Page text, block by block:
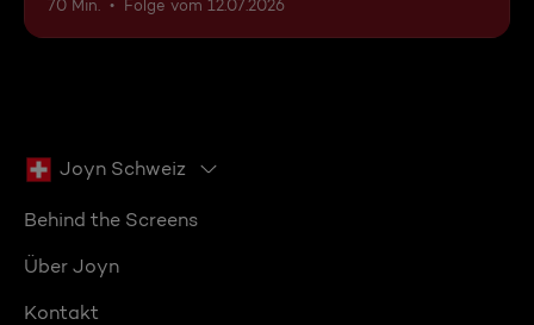
70 Min. Folge vom 12.07.2026
Joyn Schweiz
Behind the Screens
Über Joyn
Kontakt